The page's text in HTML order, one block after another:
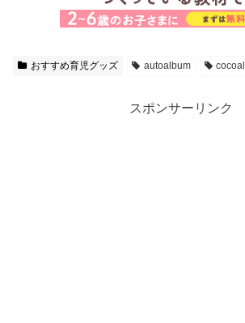
おすすめ育児グッズ autoalbum cocoal
スポンサーリンク